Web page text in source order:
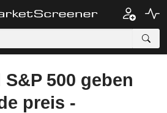
500 geben
preis -